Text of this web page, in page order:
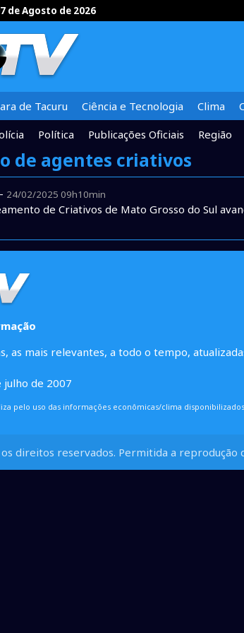
de Agosto de 2026
de Tacuru Ciência e Tecnologia Clima
Política Publicações Oficiais Região
de agentes criativos
- 24/02/2025 09h10min
de Criativos de Mato Grosso do Sul
as mais relevantes, a todo o tempo,
julho de 2007
pelo uso das informações econômicas/clima
direitos reservados. Permitida a reprodução